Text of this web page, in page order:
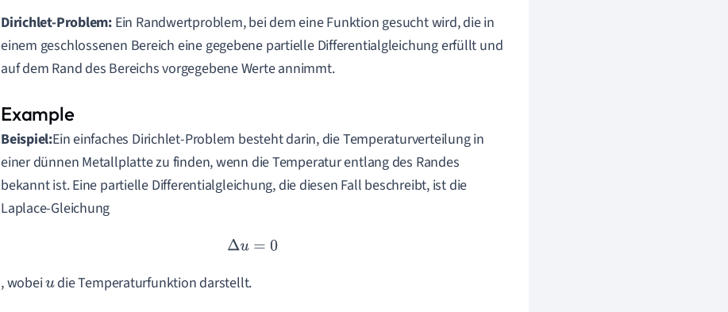
Dirichlet-Problem: Ein Randwertproblem, bei dem eine Funktion gesucht wird, die in
einem geschlossenen Bereich eine gegebene partielle Differentialgleichung erfüllt und
auf dem Rand des Bereichs vorgegebene Werte annimmt.
Beispiel:Ein einfaches Dirichlet-Problem besteht darin, die Temperaturverteilung in
einer dünnen Metallplatte zu finden, wenn die Temperatur entlang des Randes
bekannt ist. Eine partielle Differentialgleichung, die diesen Fall beschreibt, ist die
Laplace-Gleichung
Δu =0
, wobeiudie Temperaturfunktion darstellt.